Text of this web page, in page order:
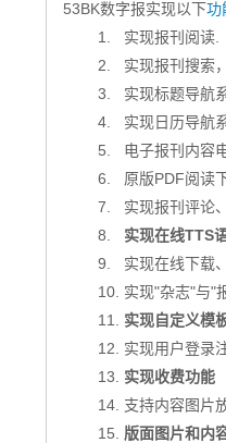
53BK数字报实现以下功
1. 实现报刊阅读.
2. 实现报刊搜索，
3. 实现标题导航系
4. 实现日历导航系
5. 电子报刊内容电
6. 原版PDF阅读下
7. 实现报刊评论、
8. 实现在线TTS
9. 实现在线下载、
10. 实现"杂志"与"报
11. 实现自定义模
12. 实现用户登录注
13. 实现收费功能
14. 支持内容图片放
15. 版面图片和内